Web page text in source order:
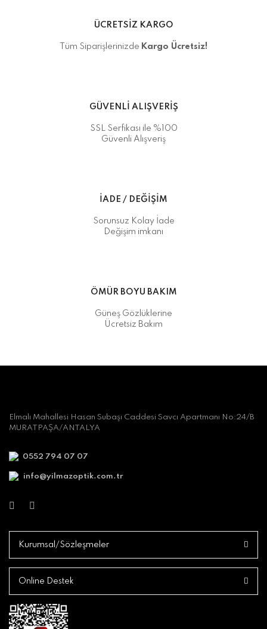
ÜCRETSİZ KARGO
Tüm Siparişlerinizde Kargo Ücretsiz!
GÜVENLİ ALIŞVERİŞ
SSL Serfikası ile %100
Güvenli Alışveriş
İADE / DEĞİŞİM
Sorunsuz Kolay İade
Değişim imkanı
ÖMÜR BOYU BAKIM
Güneş Gözlüklerine
Ücretsiz Bakım
Elmalı Mahallesi Hasan Subaşı Caddesi Savcı Apartmanı No:24/B
MURATPAŞA/ANTALYA
0552 794 07 07
info@yilmazoptik.com.tr
Kurumsal/Sözleşmeler
Online Destek